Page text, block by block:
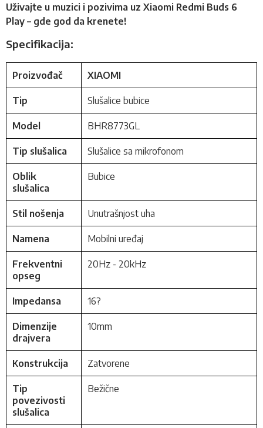
Uživajte u muzici i pozivima uz Xiaomi Redmi Buds 6
Play – gde god da krenete!
Specifikacija:
Proizvođač XIAOMI
Tip Slušalice bubice
Model BHR8773GL
Tip slušalica Slušalice sa mikrofonom
Oblik
slušalica
Bubice
Stil nošenja Unutrašnjost uha
Namena Mobilni uređaj
Frekventni
opseg
20Hz - 20kHz
Impedansa 16?
Dimenzije
drajvera
10mm
Konstrukcija Zatvorene
Tip
povezivosti
slušalica
Bežične